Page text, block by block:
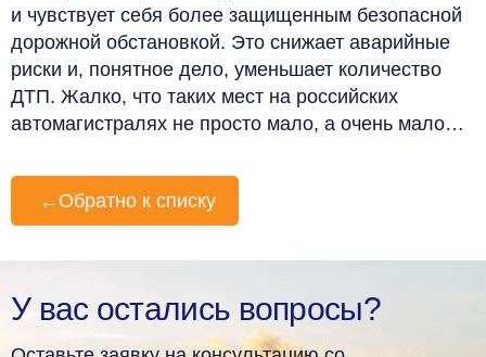
и чувствует себя более защищенным безопасной
дорожной обстановкой. Это снижает аварийные
риски и, понятное дело, уменьшает количество
ДТП. Жалко, что таких мест на российских
автомагистралях не просто мало, а очень мало…
← Обратно к списку
У вас остались вопросы?